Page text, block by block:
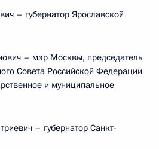
– губернатор Ярославской
– мэр Москвы, председатель
Совета Российской Федерации
и муниципальное
– губернатор Санкт-